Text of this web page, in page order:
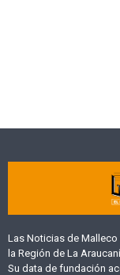
Las Noticias de
la Región de La
Su data de fundación